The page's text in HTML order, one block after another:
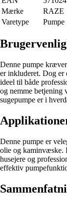
Mærke
RAZE
Varetype
Pumpe
Denne pumpe
er inkluderet. Dog er
ideel til både
og nemme betjening
sugepumpe er i
Denne pumpe er
olie og kaminvæske.
husejere og
effektiv